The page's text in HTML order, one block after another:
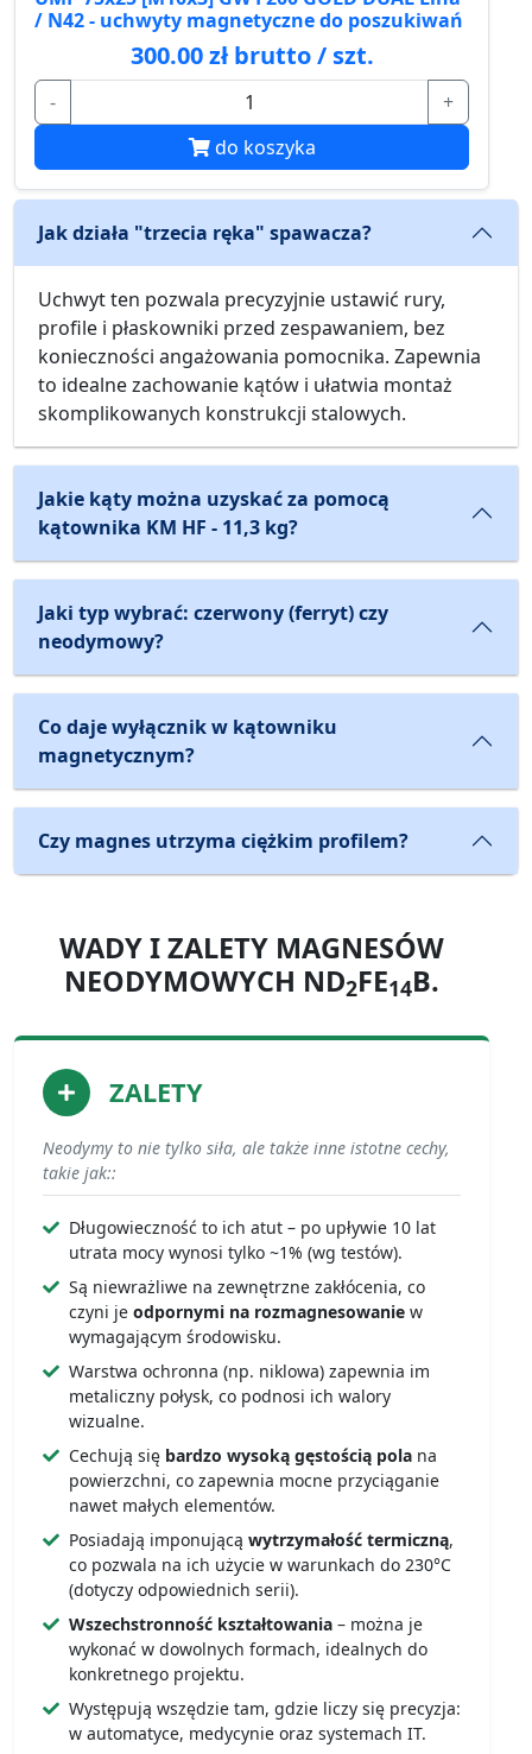
/ N42 - uchwyty magnetyczne do poszukiwań
300.00 zł brutto / szt.
-
+
do koszyka
Jak działa "trzecia ręka" spawacza?
Uchwyt ten pozwala precyzyjnie ustawić rury,
profile i płaskowniki przed zespawaniem, bez
konieczności angażowania pomocnika. Zapewnia
to idealne zachowanie kątów i ułatwia montaż
skomplikowanych konstrukcji stalowych.
Jakie kąty można uzyskać za pomocą
kątownika KM HF - 11,3 kg?
Jaki typ wybrać: czerwony (ferryt) czy
neodymowy?
Co daje wyłącznik w kątowniku
magnetycznym?
Czy magnes utrzyma ciężkim profilem?
WADY I ZALETY MAGNESÓW
NEODYMOWYCH ND2FE14B.
ZALETY
Neodymy to nie tylko siła, ale także inne istotne cechy,
takie jak::
Długowieczność to ich atut – po upływie 10 lat
utrata mocy wynosi tylko ~1% (wg testów).
Są niewrażliwe na zewnętrzne zakłócenia, co
czyni je odpornymi na rozmagnesowanie w
wymagającym środowisku.
Warstwa ochronna (np. niklowa) zapewnia im
metaliczny połysk, co podnosi ich walory
wizualne.
Cechują się bardzo wysoką gęstością pola na
powierzchni, co zapewnia mocne przyciąganie
nawet małych elementów.
Posiadają imponującą wytrzymałość termiczną,
co pozwala na ich użycie w warunkach do 230°C
(dotyczy odpowiednich serii).
Wszechstronność kształtowania – można je
wykonać w dowolnych formach, idealnych do
konkretnego projektu.
Występują wszędzie tam, gdzie liczy się precyzja:
w automatyce, medycynie oraz systemach IT.